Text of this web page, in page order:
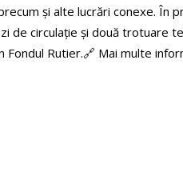
și alte lucrări conexe. În
de circulație și două trotuare
Fondul Rutier.🔗 Mai multe